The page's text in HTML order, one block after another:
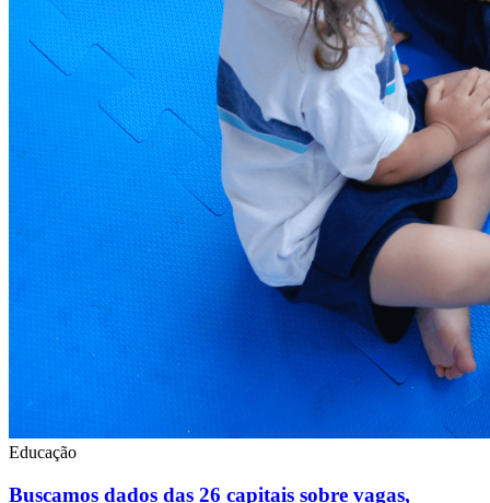
Educação
Buscamos dados das 26 capitais sobre vagas,